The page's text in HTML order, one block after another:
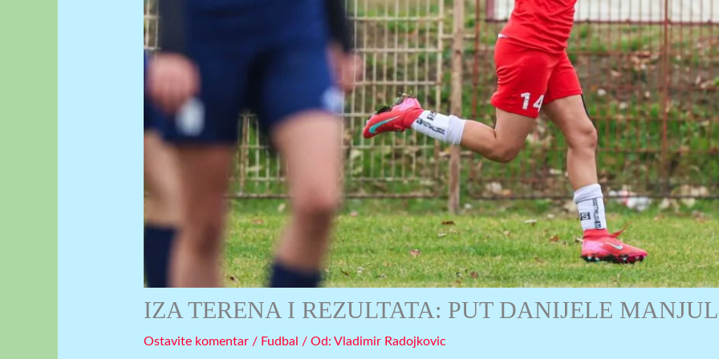
IZA TERENA I REZULTATA: PUT DANIJELE
Ostavite komentar / Fudbal / Оd: Vladimir Radojkovic